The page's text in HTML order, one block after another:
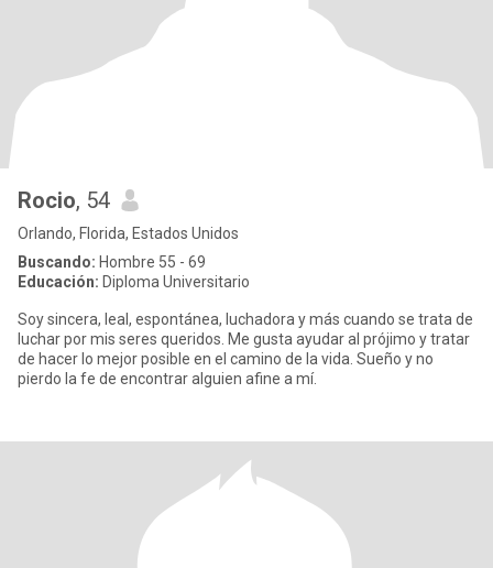
Rocio, 54
Orlando, Florida, Estados Unidos
Buscando: Hombre 55 - 69
Educación: Diploma Universitario
Soy sincera, leal, espontánea, luchadora y más cuando se trata de
luchar por mis seres queridos. Me gusta ayudar al prójimo y tratar
de hacer lo mejor posible en el camino de la vida. Sueño y no
pierdo la fe de encontrar alguien afine a mí.